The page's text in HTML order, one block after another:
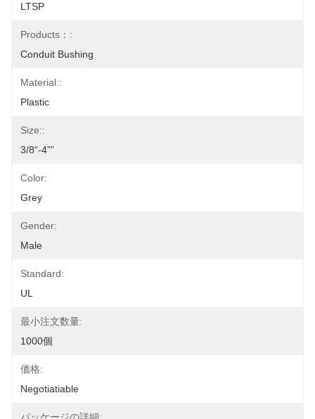
LTSP
Products：:
Conduit Bushing
Material::
Plastic
Size::
3/8“-4””
Color:
Grey
Gender:
Male
Standard:
UL
最小注文数量:
1000個
価格:
Negotiatiable